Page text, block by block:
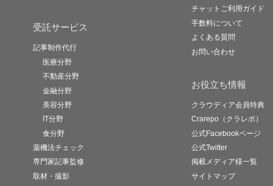
受託サービス
記事制作代行
医療分野
不動産分野
金融分野
美容分野
IT分野
食分野
薬機法チェック
専門家記事監修
取材・撮影
チャットご利用ガイド
手数料について
よくある質問
お問い合わせ
お役立ち情報
クラウディア会員特典
Crarepo（クラレポ）
公式Facebookページ
公式Twitter
掲載メディア様一覧
サイトマップ